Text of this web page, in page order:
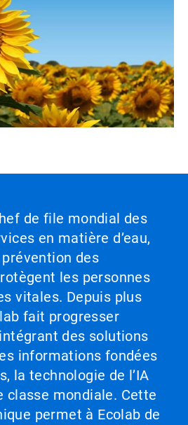
de file mondial des
en matière d’eau,
prévention des
les personnes
vitales. Depuis plus
fait progresser
des solutions
informations fondées
la technologie de l’IA
classe mondiale. Cette
permet à Ecolab de